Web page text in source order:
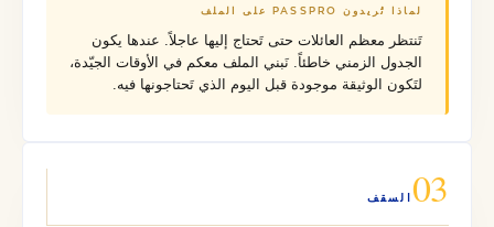
لماذا تُريدون PASSPRO على الملف
تَنتظر معظم العائلات حتى تَحتاج إليها عاجلاً. عندها يكون
الجدول الزمني خاطئاً. نَبني الملف معكم في الأوقات الجيّدة،
لتَكون الوثيقة موجودة قبل اليوم الذي تَحتاجونها فيه.
03 السقف